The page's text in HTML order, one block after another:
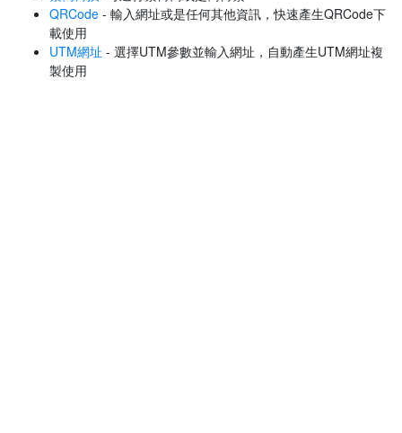
QRCode - 輸入網址或是任何其他資訊，快速產生QRCode下
載使用
UTM網址 - 選擇UTM參數並輸入網址，自動產生UTM網址複
製使用